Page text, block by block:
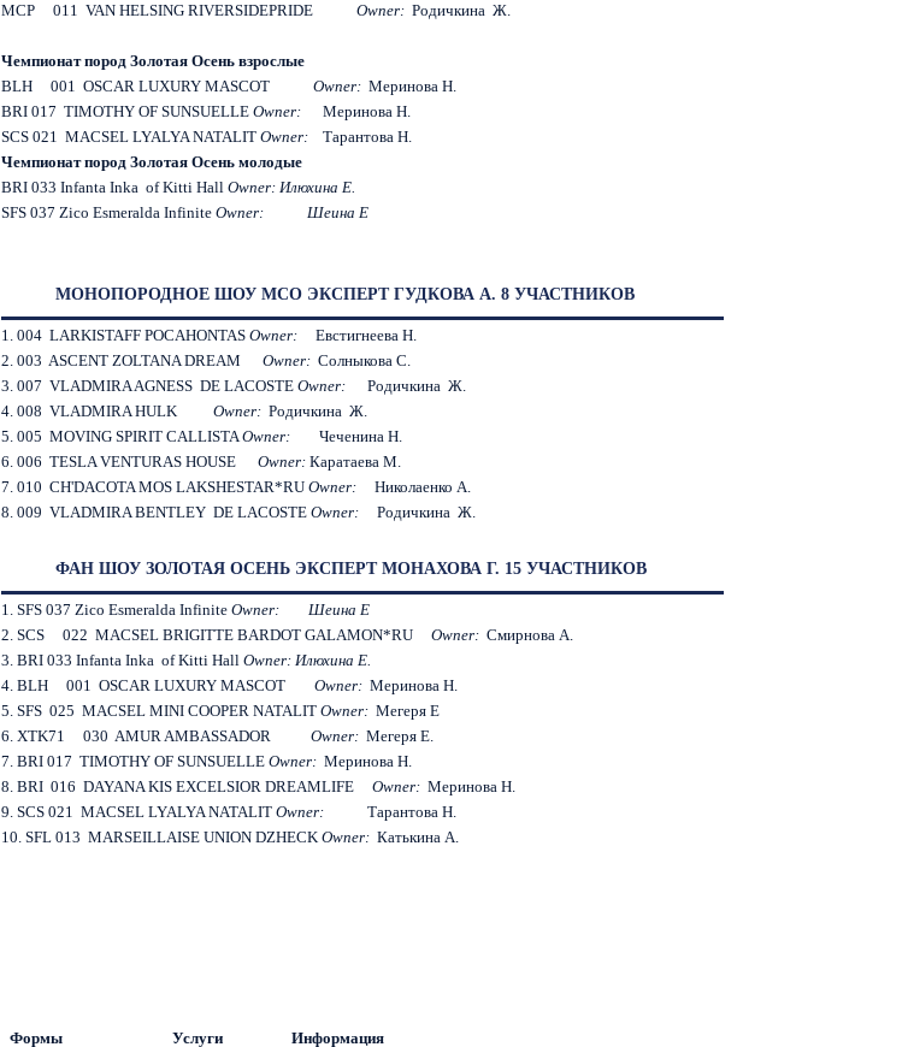
MCP 011 VAN HELSING RIVERSIDEPRIDE Owner: Родичкина Ж.
Чемпионат пород Золотая Осень взрослые
BLH 001 OSCAR LUXURY MASCOT Owner: Меринова Н.
BRI 017 TIMOTHY OF SUNSUELLE Owner: Меринова Н.
SCS 021 MACSEL LYALYA NATALIT Owner: Тарантова Н.
Чемпионат пород Золотая Осень молодые
BRI 033 Infanta Inka of Kitti Hall Owner: Илюхина Е.
SFS 037 Zico Esmeralda Infinite Owner: Шеина Е
МОНОПОРОДНОЕ ШОУ MCO ЭКСПЕРТ ГУДКОВА А. 8 УЧАСТНИКОВ
1. 004 LARKISTAFF POCAHONTAS Owner: Евстигнеева Н.
2. 003 ASCENT ZOLTANA DREAM Owner: Солныкова С.
3. 007 VLADMIRA AGNESS DE LACOSTE Owner: Родичкина Ж.
4. 008 VLADMIRA HULK Owner: Родичкина Ж.
5. 005 MOVING SPIRIT CALLISTAOwner: Чеченина Н.
6. 006 TESLA VENTURAS HOUSE Owner: Каратаева М.
7. 010 CH'DACOTA MOS LAKSHESTAR*RU Owner: Николаенко А.
8. 009 VLADMIRA BENTLEY DE LACOSTE Owner: Родичкина Ж.
ФАН ШОУ ЗОЛОТАЯ ОСЕНЬ ЭКСПЕРТ МОНАХОВА Г. 15 УЧАСТНИКОВ
1. SFS 037 Zico Esmeralda Infinite Owner: Шеина Е
2. SCS 022 MACSEL BRIGITTE BARDOT GALAMON*RU Owner: Смирнова А.
3. BRI 033 Infanta Inka of Kitti Hall Owner: Илюхина Е.
4. BLH 001 OSCAR LUXURY MASCOT Owner: Меринова Н.
5. SFS 025 MACSEL MINI COOPER NATALIT Owner: Мегеря Е
6. XTK71 030 AMUR AMBASSADOR Owner: Мегеря Е.
7. BRI 017 TIMOTHY OF SUNSUELLE Owner: Меринова Н.
8. BRI 016 DAYANA KIS EXCELSIOR DREAMLIFE Owner: Меринова Н.
9. SCS 021 MACSEL LYALYA NATALIT Owner: Тарантова Н.
10. SFL 013 MARSEILLAISE UNION DZHECK Owner: Катькина А.
Формы Услуги Информация